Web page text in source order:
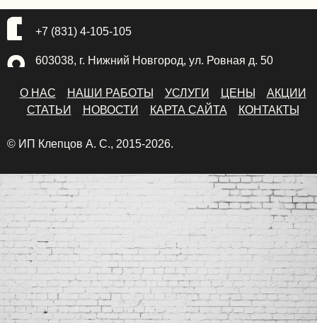
+7 (831) 4-105-105
603038, г. Нижний Новгород, ул. Ровная д. 50
О НАС НАШИ РАБОТЫ УСЛУГИ ЦЕНЫ
АКЦИИ
СТАТЬИ
НОВОСТИ КАРТА САЙТА КОНТАКТЫ
© ИП Клепцов А. С., 2015-2026.